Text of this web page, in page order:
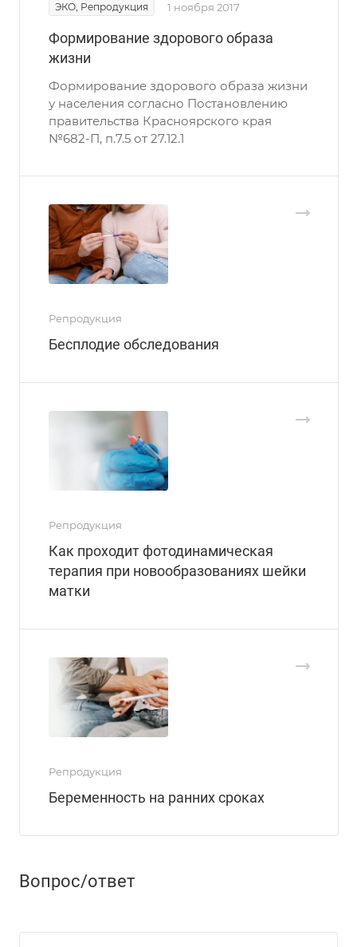
ЭКО, Репродукция 1 ноября 2017
Формирование здорового образа
жизни
Формирование здорового образа жизни
у населения согласно Постановлению
правительства Красноярского края
№682-П, п.7.5 от 27.12.1
Репродукция
Бесплодие обследования
Репродукция
Как проходит фотодинамическая
терапия при новообразованиях шейки
матки
Репродукция
Беременность на ранних сроках
Вопрос/ответ